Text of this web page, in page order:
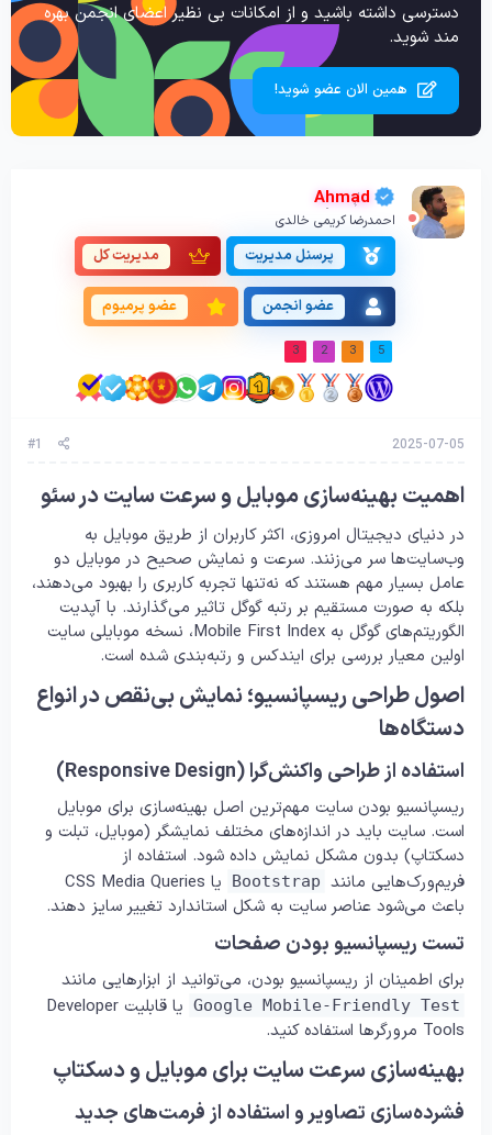
دسترسی داشته باشید و از امکانات بی نظیر اعضای انجمن بهره
مند شوید.
همین الان عضو شوید!
Ahmad
احمدرضا کریمی خالدی
پرسنل مدیریت مدیریت کل
عضو انجمن عضو پرمیوم
5
3
2
3
2025-07-05
#1
اهمیت بهینه‌سازی موبایل و سرعت سایت در سئو
در دنیای دیجیتال امروزی، اکثر کاربران از طریق موبایل به
وب‌سایت‌ها سر می‌زنند. سرعت و نمایش صحیح در موبایل دو
عامل بسیار مهم هستند که نه‌تنها تجربه کاربری را بهبود می‌دهند،
بلکه به صورت مستقیم بر رتبه گوگل تاثیر می‌گذارند. با آپدیت
الگوریتم‌های گوگل به Mobile First Index، نسخه موبایلی سایت
اولین معیار بررسی برای ایندکس و رتبه‌بندی شده است.
اصول طراحی ریسپانسیو؛ نمایش بی‌نقص در انواع
دستگاه‌ها
استفاده از طراحی واکنش‌گرا (Responsive Design)
ریسپانسیو بودن سایت مهم‌ترین اصل بهینه‌سازی برای موبایل
است. سایت باید در اندازه‌های مختلف نمایشگر (موبایل، تبلت و
دسکتاپ) بدون مشکل نمایش داده شود. استفاده از
فریم‌ورک‌هایی مانند Bootstrap
یا CSS Media Queries
باعث می‌شود عناصر سایت به شکل استاندارد تغییر سایز دهند.
تست ریسپانسیو بودن صفحات
برای اطمینان از ریسپانسیو بودن، می‌توانید از ابزارهایی مانند
Google Mobile-Friendly Test
یا قابلیت Developer
Tools مرورگرها استفاده کنید.
بهینه‌سازی سرعت سایت برای موبایل و دسکتاپ
فشرده‌سازی تصاویر و استفاده از فرمت‌های جدید